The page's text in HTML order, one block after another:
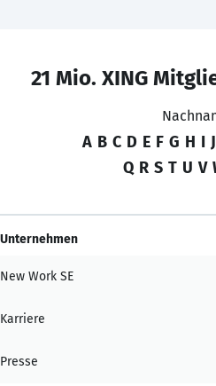
21 Mio. XING
A B C D E F G H I J
Q R S T U V
Unternehmen
New Work SE
Karriere
Presse